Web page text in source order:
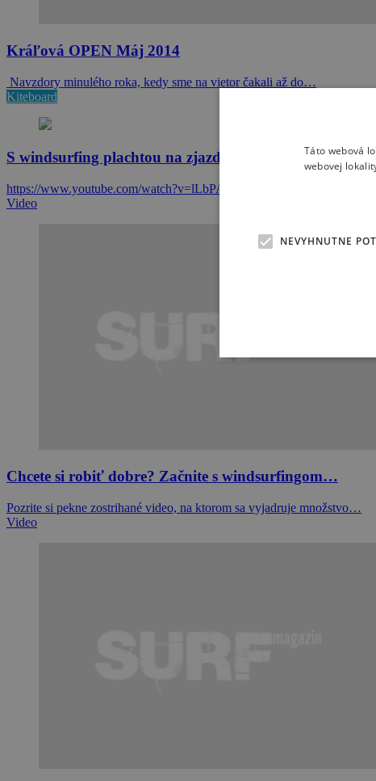
Kráľová OPEN Máj 2014
Navzdory minulého roka, kedy sme na vietor čakali až do…
Kiteboard
S windsurfing plachtou na zjazdovke!
https://www.youtube.com/watch?v=lLbPAxsz6kE
Video
Chcete si robiť dobre? Začnite s windsurfingom…
Pozrite si pekne zostrihané video, na ktorom sa vyjadruje množstvo…
Video
Táto webová
webovej
NEVYHNUTNE